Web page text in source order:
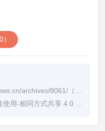
archives/8061/ （转载时请注明本文出处及文章链接）
方式共享 4.0 国际 (CC BY-NC-SA 4.0)